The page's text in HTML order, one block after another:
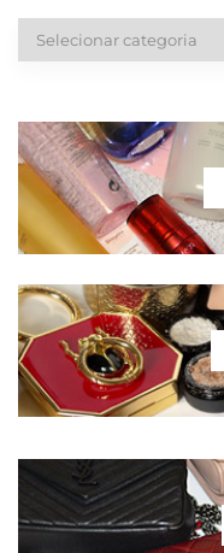
Categorias